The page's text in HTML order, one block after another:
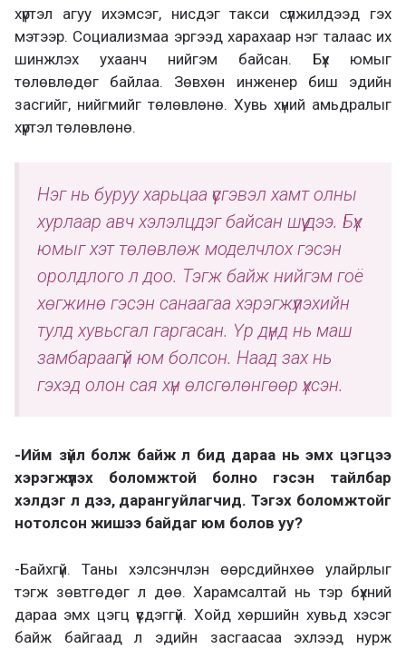
хүртэл агуу ихэмсэг, нисдэг такси сүлжилдээд гэх
мэтээр. Социализмаа эргээд харахаар нэг талаас их
шинжлэх ухаанч нийгэм байсан. Бүх юмыг
төлөвлөдөг байлаа. Зөвхөн инженер биш эдийн
засгийг, нийгмийг төлөвлөнө. Хувь хүний амьдралыг
хүртэл төлөвлөнө.
Нэг нь буруу харьцаа үүсгэвэл хамт олны
хурлаар авч хэлэлцдэг байсан шүү дээ. Бүх
юмыг хэт төлөвлөж моделчлох гэсэн
оролдлого л доо. Тэгж байж нийгэм гоё
хөгжинө гэсэн санаагаа хэрэгжүүлэхийн
тулд хувьсгал гаргасан. Үр дүнд нь маш
замбараагүй юм болсон. Наад зах нь
гэхэд олон сая хүн өлсгөлөнгөөр үхсэн.
-Ийм зүйл болж байж л бид дараа нь эмх цэгцээ
хэрэгжүүлэх боломжтой болно гэсэн тайлбар
хэлдэг л дээ, дарангуйлагчид. Тэгэх боломжтойг
нотолсон жишээ байдаг юм болов уу?
-Байхгүй. Таны хэлсэнчлэн өөрсдийнхөө улайрлыг
тэгж зөвтгөдөг л дөө. Харамсалтай нь тэр бүхний
дараа эмх цэгц үүсдэггүй. Хойд хөршийн хувьд хэсэг
байж байгаад л эдийн засгаасаа эхлээд нурж